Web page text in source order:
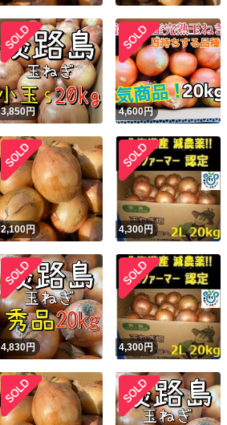
3,850円 4,600円
2,100円 4,300円
4,830円 4,300円